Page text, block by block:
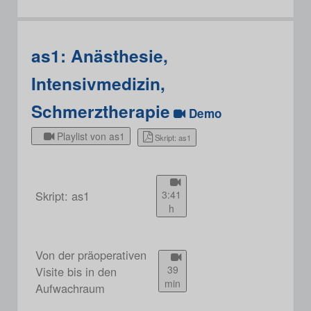
as1: Anästhesie,
Intensivmedizin,
Schmerztherapie
Demo
Playlist von as1 Skript: as1
Skript: as1
3:41
h
Von der präoperativen
Visite bis in den
Aufwachraum
39
min